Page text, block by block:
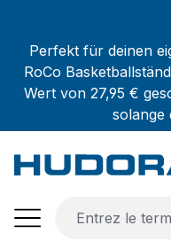
Perfekt für deinen
RoCo
Wert von 27,95 €
solange